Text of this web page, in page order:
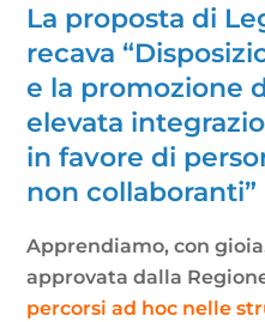
La proposta di
recava
e la promozione
elevata
in favore di
non collaboranti”
Apprendiamo, con
approvata dalla
percorsi ad hoc nelle